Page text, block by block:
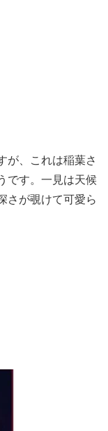
が、これは稲葉さ
です。一見は天候
さが覗けて可愛ら